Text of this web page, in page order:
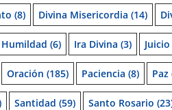
(8) Divina Misericordia (14)
Humildad (6) Ira Divina (3) Juicio
Oración (185) Paciencia (8) Paz
Santidad (59) Santo Rosario